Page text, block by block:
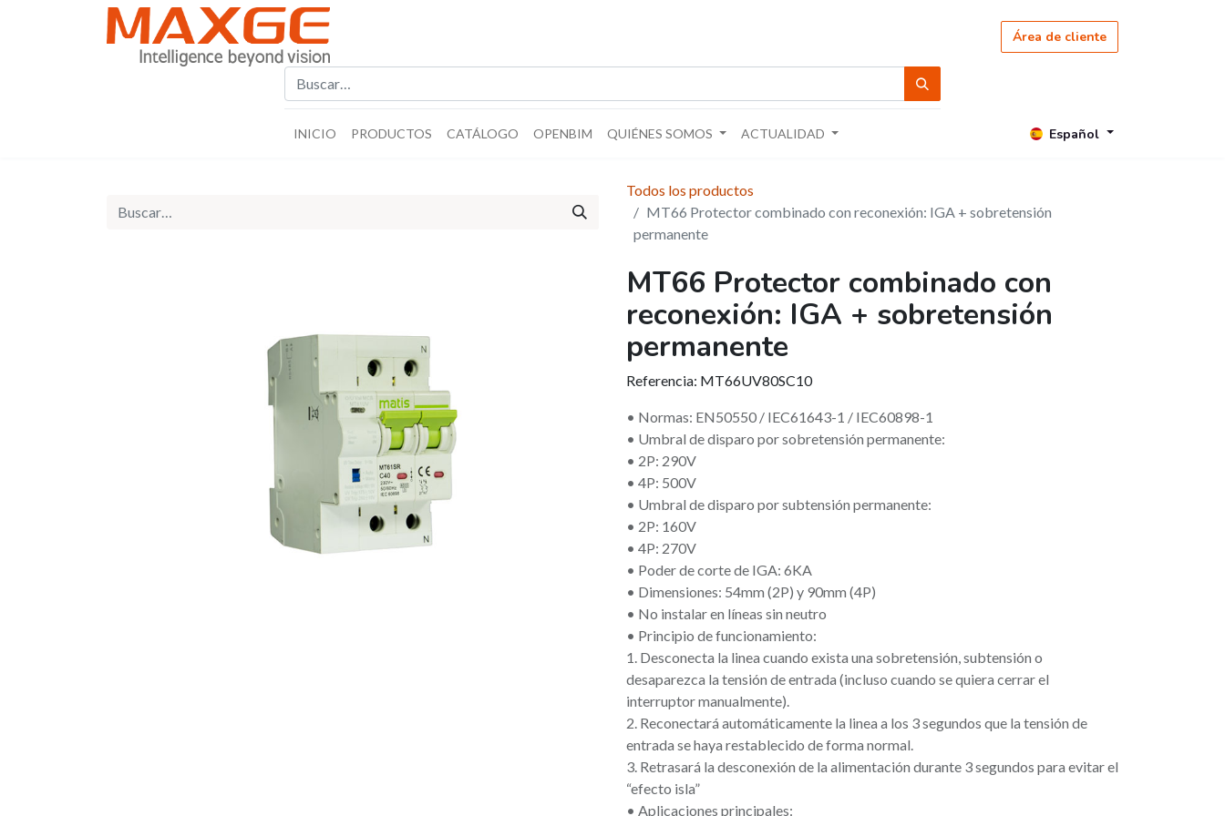
Área de cliente
INICIO PRODUCTOS CATÁLOGO OPENBIM QUIÉNES SOMOS ACTUALIDAD Español
Todos los productos
MT66 Protector combinado con reconexión: IGA + sobretensión
permanente
MT66 Protector combinado con
reconexión: IGA + sobretensión
permanente
Referencia: MT66UV80SC10
• Normas: EN50550 / IEC61643-1 / IEC60898-1
• Umbral de disparo por sobretensión permanente:
• 2P: 290V
• 4P: 500V
• Umbral de disparo por subtensión permanente:
• 2P: 160V
• 4P: 270V
• Poder de corte de IGA: 6KA
• Dimensiones: 54mm (2P) y 90mm (4P)
• No instalar en líneas sin neutro
• Principio de funcionamiento:
1. Desconecta la linea cuando exista una sobretensión, subtensión o
desaparezca la tensión de entrada (incluso cuando se quiera cerrar el
interruptor manualmente).
2. Reconectará automáticamente la linea a los 3 segundos que la tensión de
entrada se haya restablecido de forma normal.
3. Retrasará la desconexión de la alimentación durante 3 segundos para evitar el
“efecto isla”
• Aplicaciones principales: